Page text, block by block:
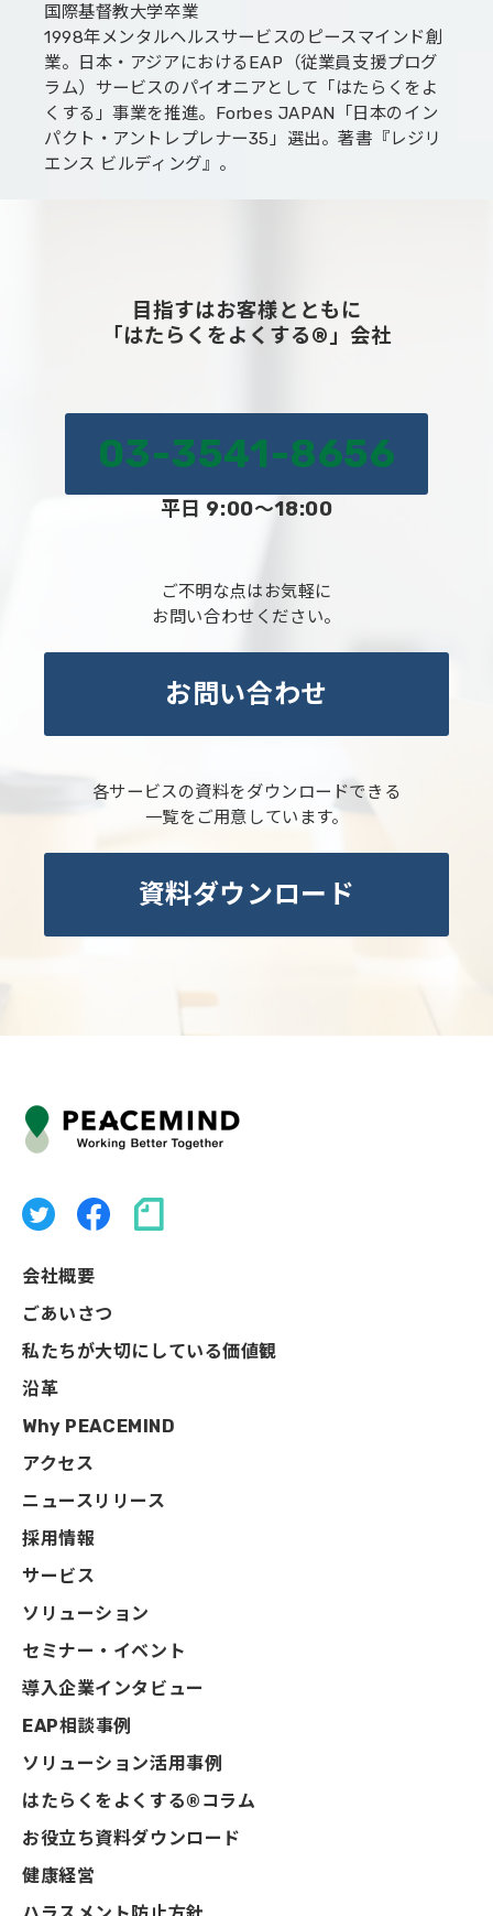
国際基督教大学卒業
1998年メンタルヘルスサービスのピースマインド創
業。日本・アジアにおけるEAP（従業員支援プログ
ラム）サービスのパイオニアとして「はたらくをよ
くする」事業を推進。Forbes JAPAN「日本のイン
パクト・アントレプレナー35」選出。著書『レジリ
エンス ビルディング』。
目指すはお客様とともに
「はたらくをよくする®」会社
03-3541-8656
平日 9:00～18:00
ご不明な点はお気軽に
お問い合わせください。
お問い合わせ
各サービスの資料をダウンロードできる
一覧をご用意しています。
資料ダウンロード
会社概要
ごあいさつ
私たちが大切にしている価値観
沿革
Why PEACEMIND
アクセス
ニュースリリース
採用情報
サービス
ソリューション
セミナー・イベント
導入企業インタビュー
EAP相談事例
ソリューション活用事例
はたらくをよくする®コラム
お役立ち資料ダウンロード
健康経営